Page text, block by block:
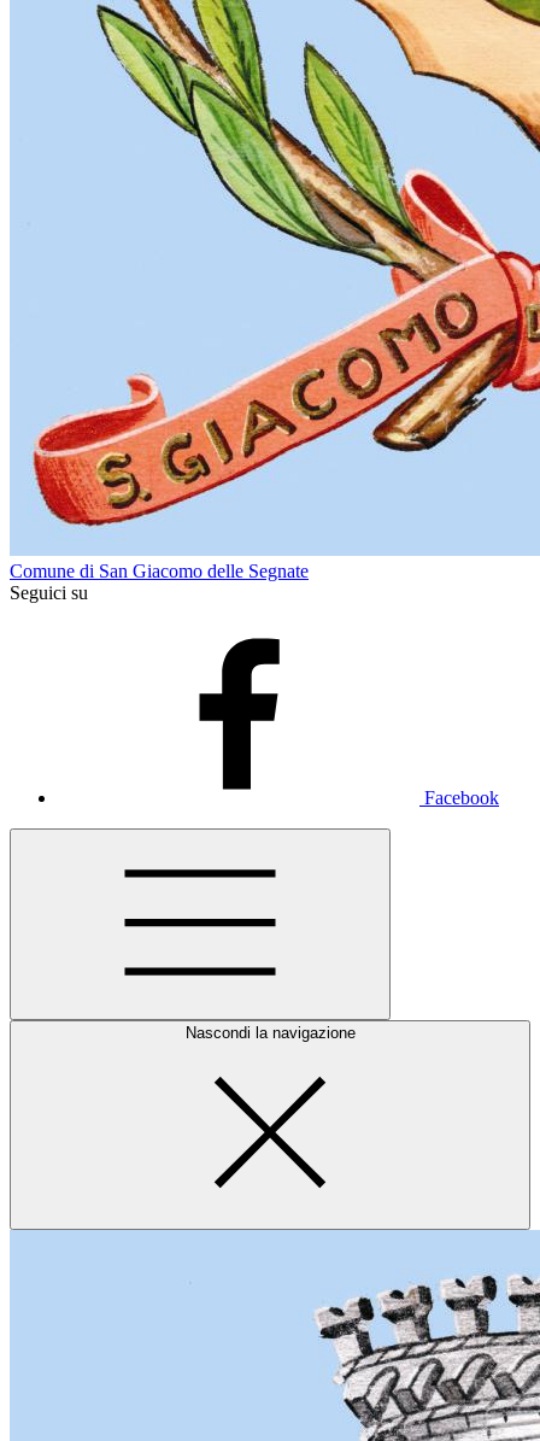
Comune di San Giacomo delle Segnate
Seguici su
Facebook
Nascondi la navigazione